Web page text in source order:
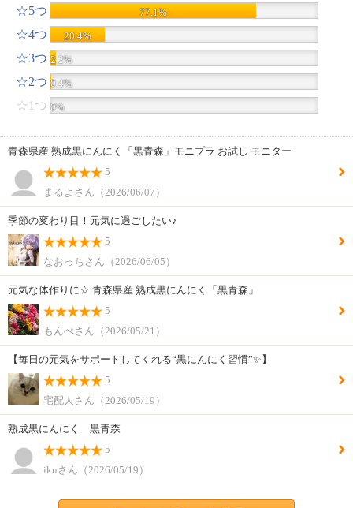
☆5つ 77.1%
☆4つ 20.4%
☆3つ 2.2%
☆2つ 0.4%
☆1つ 0%
青森県産 熟成黒にんにく「黒青森」モニプラ お試し モニター
5
まるよさん（2026/06/07）
季節の変わり目！元気に過ごしたい♪
5
なおっちさん（2026/06/05）
元気な体作りに☆ 青森県産 熟成黒にんにく「黒青森」
5
もんぺさん（2026/05/21）
【毎日の元気をサポートしてくれる“黒にんにく習慣”✨】
5
宅配人さん（2026/05/19）
熟成黒にんにく 黒青森
5
ikuさん（2026/05/19）